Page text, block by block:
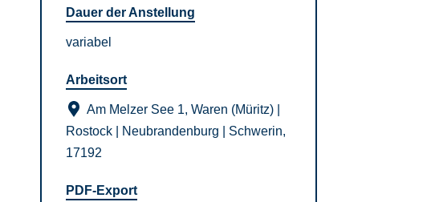
Dauer der Anstellung
variabel
Arbeitsort
Am Melzer See 1, Waren (Müritz) |
Rostock | Neubrandenburg | Schwerin,
17192
PDF-Export